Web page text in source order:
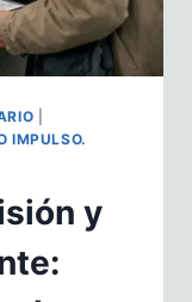
IMPULSO.
y